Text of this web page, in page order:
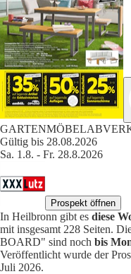
Gültig bis 28.08.2026
Sa. 1.8. - Fr. 28.8.2026
Prospekt öffnen
In Heilbronn gibt es diese
mit insgesamt 228 Seiten.
BOARD" sind noch bis
Veröffentlicht wurde der
Juli 2026.